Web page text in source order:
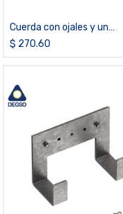
Cuerda con ojales y un
mosquetón 20m
$ 270.60